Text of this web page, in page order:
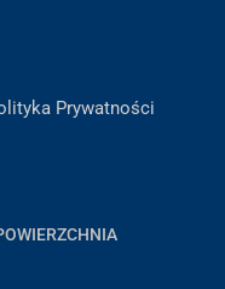
Prywatności